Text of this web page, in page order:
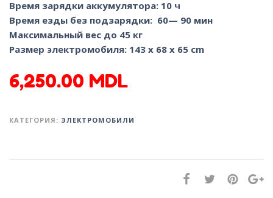
Время зарядки аккумулятора: 10 ч
Время езды без подзарядки: 60— 90 мин
Максимальный вес до 45 кг
Размер электромобиля: 143 x 68 x 65 сm
6,250.00 MDL
КАТЕГОРИЯ: ЭЛЕКТРОМОБИЛИ